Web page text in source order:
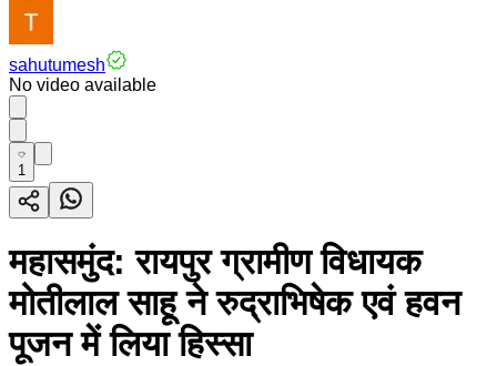
sahutumesh
No video available
1
महासमुंद: रायपुर ग्रामीण विधायक
मोतीलाल साहू ने रुद्राभिषेक एवं हवन
पूजन में लिया हिस्सा